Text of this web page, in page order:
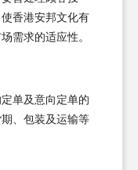
香港安邦文化有
需求的适应性。
单及意向定单的
、包装及运输等